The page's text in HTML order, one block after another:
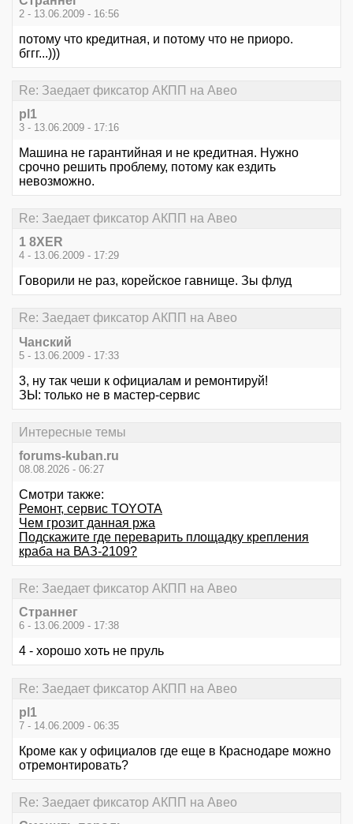
2 - 13.06.2009 - 16:56
потому что кредитная, и потому что не приоро.
бггг...)))
Re: Заедает фиксатор АКПП на Авео
pl1
3 - 13.06.2009 - 17:16
Машина не гарантийная и не кредитная. Нужно
срочно решить проблему, потому как ездить
невозможно.
Re: Заедает фиксатор АКПП на Авео
1 8XER
4 - 13.06.2009 - 17:29
Говорили не раз, корейское гавнище. Зы флуд
Re: Заедает фиксатор АКПП на Авео
Чанский
5 - 13.06.2009 - 17:33
3, ну так чеши к официалам и ремонтируй!
ЗЫ: только не в мастер-сервис
Интересные темы
forums-kuban.ru
08.08.2026 - 06:27
Смотри также:
Ремонт, сервис TOYOTA
Чем грозит данная ржа
Подскажите где переварить площадку крепления
краба на ВАЗ-2109?
Re: Заедает фиксатор АКПП на Авео
Страннег
6 - 13.06.2009 - 17:38
4 - хорошо хоть не пруль
Re: Заедает фиксатор АКПП на Авео
pl1
7 - 14.06.2009 - 06:35
Кроме как у официалов где еще в Краснодаре можно
отремонтировать?
Re: Заедает фиксатор АКПП на Авео